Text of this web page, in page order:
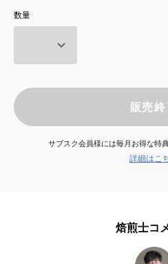
お知らせ
店舗情報
数量
販売終
サブスク会員様には毎月お得な特
詳細はこ
焙煎士コ